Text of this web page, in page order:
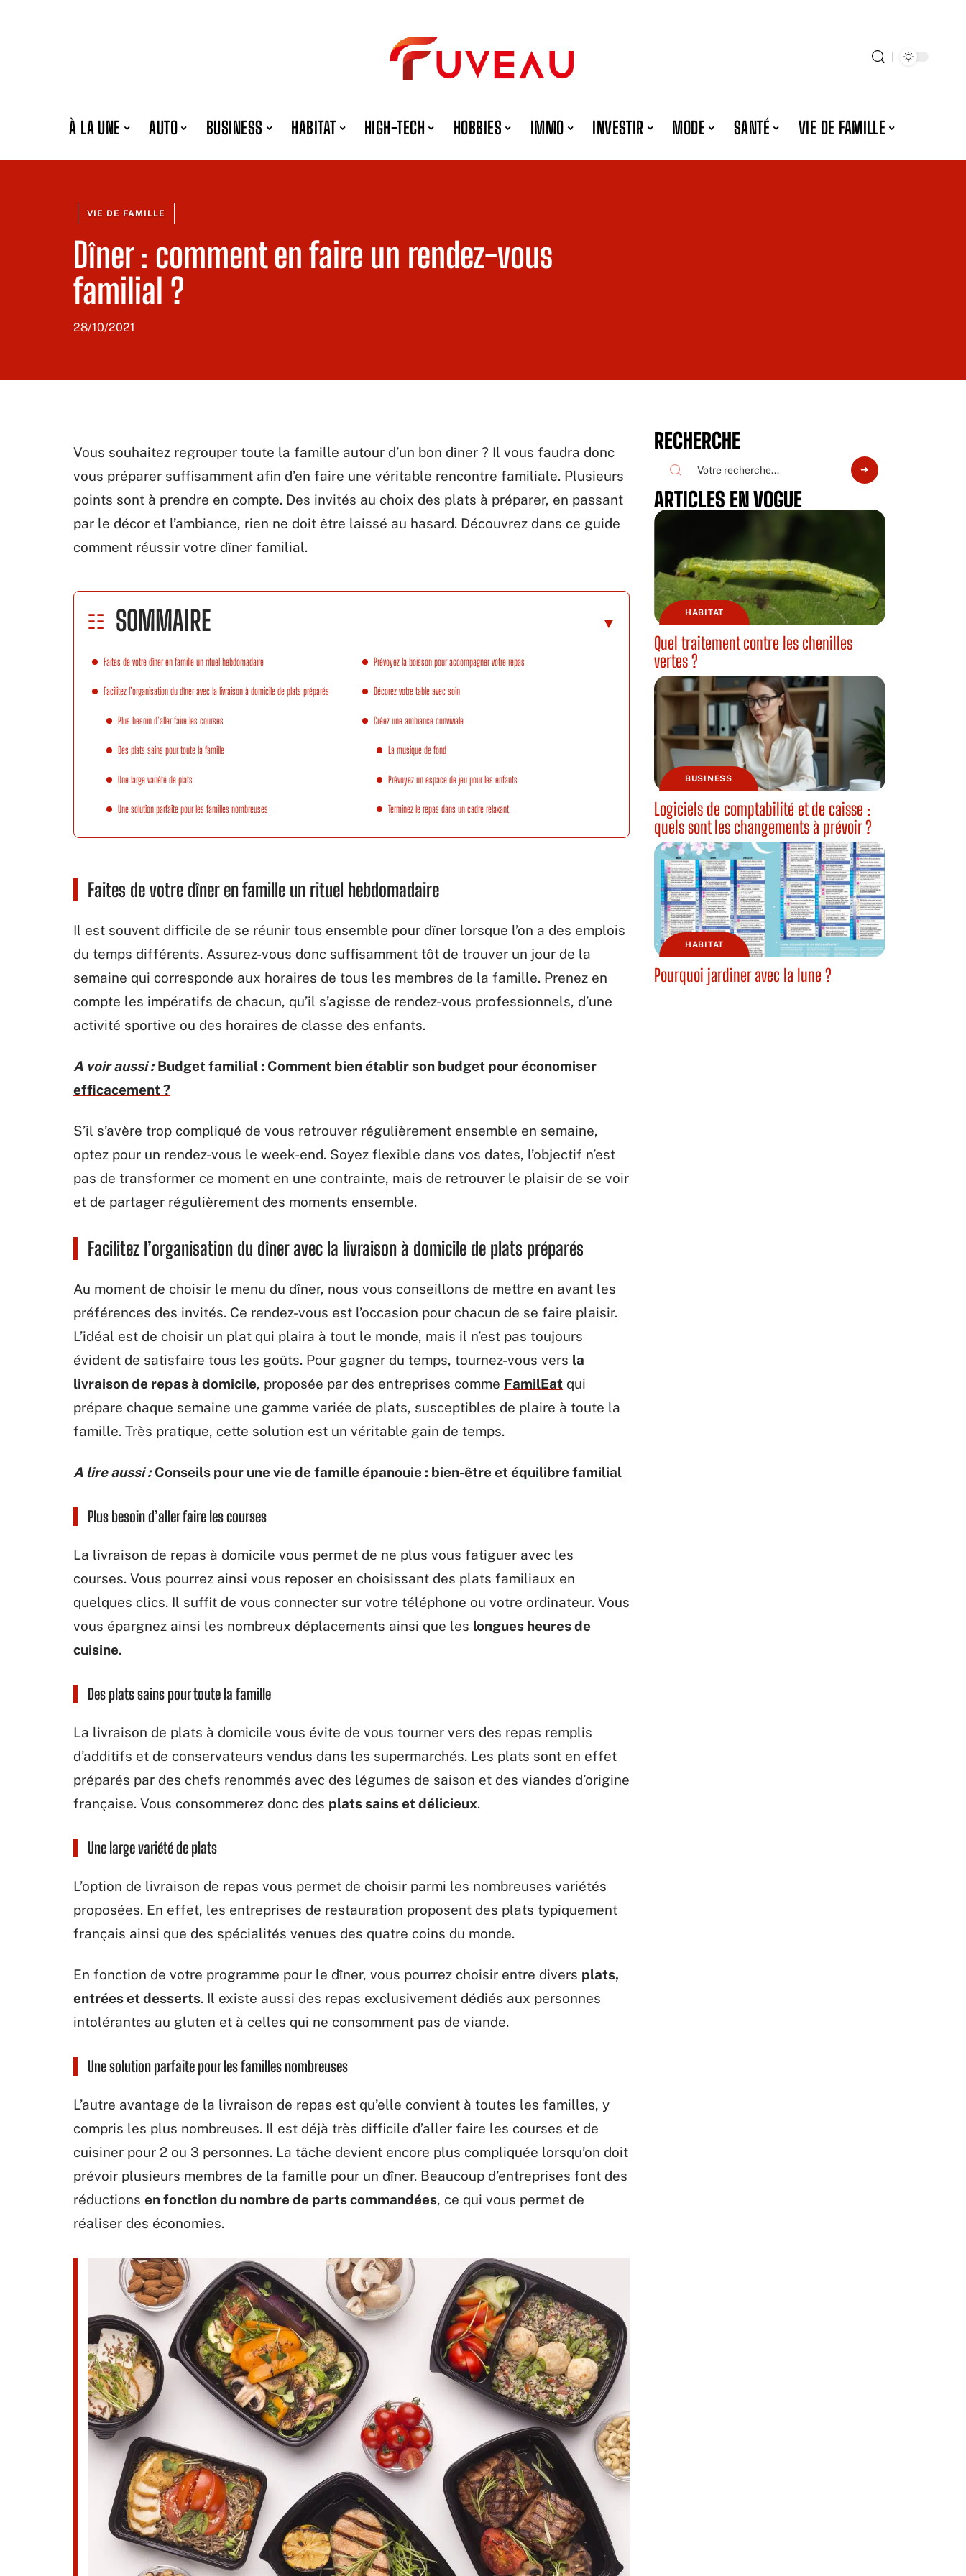
À LA UNE AUTO BUSINESS HABITAT HIGH-TECH HOBBIES IMMO INVESTIR MODE SANTÉ VIE DE FAMILLE
VIE DE FAMILLE
Dîner : comment en faire un rendez-vous
familial ?
28/10/2021
Vous souhaitez regrouper toute la famille autour d’un bon dîner ? Il vous faudra donc
vous préparer suffisamment afin d’en faire une véritable rencontre familiale. Plusieurs
points sont à prendre en compte. Des invités au choix des plats à préparer, en passant
par le décor et l’ambiance, rien ne doit être laissé au hasard. Découvrez dans ce guide
comment réussir votre dîner familial.
SOMMAIRE
Faites de votre dîner en famille un rituel hebdomadaire
Facilitez l’organisation du dîner avec la livraison à domicile de plats préparés
Plus besoin d’aller faire les courses
Des plats sains pour toute la famille
Une large variété de plats
Une solution parfaite pour les familles nombreuses
Prévoyez la boisson pour accompagner votre repas
Décorez votre table avec soin
Créez une ambiance conviviale
La musique de fond
Prévoyez un espace de jeu pour les enfants
Terminez le repas dans un cadre relaxant
Faites de votre dîner en famille un rituel hebdomadaire
Il est souvent difficile de se réunir tous ensemble pour dîner lorsque l’on a des emplois
du temps différents. Assurez-vous donc suffisamment tôt de trouver un jour de la
semaine qui corresponde aux horaires de tous les membres de la famille. Prenez en
compte les impératifs de chacun, qu’il s’agisse de rendez-vous professionnels, d’une
activité sportive ou des horaires de classe des enfants.
A voir aussi : Budget familial : Comment bien établir son budget pour économiser
efficacement ?
S’il s’avère trop compliqué de vous retrouver régulièrement ensemble en semaine,
optez pour un rendez-vous le week-end. Soyez flexible dans vos dates, l’objectif n’est
pas de transformer ce moment en une contrainte, mais de retrouver le plaisir de se voir
et de partager régulièrement des moments ensemble.
Facilitez l’organisation du dîner avec la livraison à domicile de plats préparés
Au moment de choisir le menu du dîner, nous vous conseillons de mettre en avant les
préférences des invités. Ce rendez-vous est l’occasion pour chacun de se faire plaisir.
L’idéal est de choisir un plat qui plaira à tout le monde, mais il n’est pas toujours
évident de satisfaire tous les goûts. Pour gagner du temps, tournez-vous vers la
livraison de repas à domicile, proposée par des entreprises comme FamilEat qui
prépare chaque semaine une gamme variée de plats, susceptibles de plaire à toute la
famille. Très pratique, cette solution est un véritable gain de temps.
A lire aussi : Conseils pour une vie de famille épanouie : bien-être et équilibre familial
Plus besoin d’aller faire les courses
La livraison de repas à domicile vous permet de ne plus vous fatiguer avec les
courses. Vous pourrez ainsi vous reposer en choisissant des plats familiaux en
quelques clics. Il suffit de vous connecter sur votre téléphone ou votre ordinateur. Vous
vous épargnez ainsi les nombreux déplacements ainsi que les longues heures de
cuisine.
Des plats sains pour toute la famille
La livraison de plats à domicile vous évite de vous tourner vers des repas remplis
d’additifs et de conservateurs vendus dans les supermarchés. Les plats sont en effet
préparés par des chefs renommés avec des légumes de saison et des viandes d’origine
française. Vous consommerez donc des plats sains et délicieux.
Une large variété de plats
L’option de livraison de repas vous permet de choisir parmi les nombreuses variétés
proposées. En effet, les entreprises de restauration proposent des plats typiquement
français ainsi que des spécialités venues des quatre coins du monde.
En fonction de votre programme pour le dîner, vous pourrez choisir entre divers plats,
entrées et desserts. Il existe aussi des repas exclusivement dédiés aux personnes
intolérantes au gluten et à celles qui ne consomment pas de viande.
Une solution parfaite pour les familles nombreuses
L’autre avantage de la livraison de repas est qu’elle convient à toutes les familles, y
compris les plus nombreuses. Il est déjà très difficile d’aller faire les courses et de
cuisiner pour 2 ou 3 personnes. La tâche devient encore plus compliquée lorsqu’on doit
prévoir plusieurs membres de la famille pour un dîner. Beaucoup d’entreprises font des
réductions en fonction du nombre de parts commandées, ce qui vous permet de
réaliser des économies.
RECHERCHE
ARTICLES EN VOGUE
HABITAT
Quel traitement contre les chenilles
vertes ?
BUSINESS
Logiciels de comptabilité et de caisse :
quels sont les changements à prévoir ?
HABITAT
Pourquoi jardiner avec la lune ?